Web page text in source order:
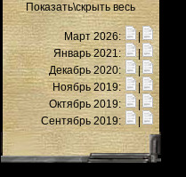
Показать\скрыть весь
Март 2026:
Январь 2021:
|
Декабрь 2020:
Ноябрь 2019:
Октябрь 2019:
Сентябрь 2019: